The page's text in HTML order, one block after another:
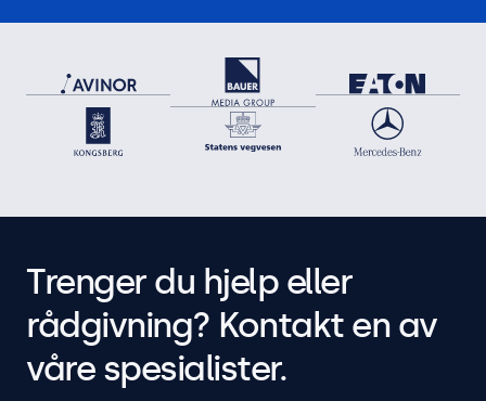
Trenger du hjelp eller
rådgivning? Kontakt en av
våre spesialister.